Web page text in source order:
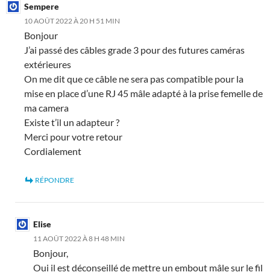
Sempere
10 AOÛT 2022 À 20 H 51 MIN
Bonjour
J’ai passé des câbles grade 3 pour des futures caméras
extérieures
On me dit que ce câble ne sera pas compatible pour la
mise en place d’une RJ 45 mâle adapté à la prise femelle de
ma camera
Existe t’il un adapteur ?
Merci pour votre retour
Cordialement
RÉPONDRE
Elise
11 AOÛT 2022 À 8 H 48 MIN
Bonjour,
Oui il est déconseillé de mettre un embout mâle sur le fil